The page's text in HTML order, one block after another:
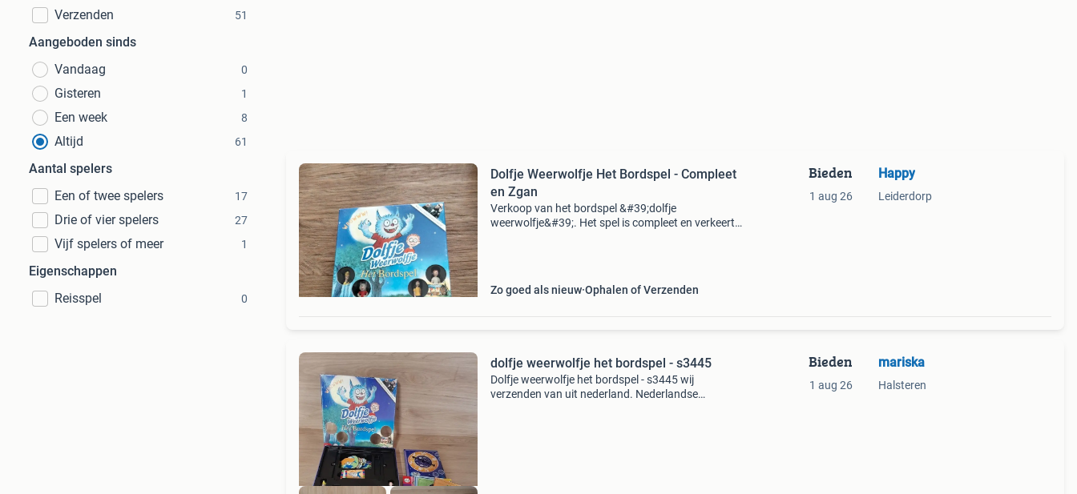
Verzenden 51
Aangeboden sinds
Vandaag
0
Gisteren 1
Een week 8
Altijd 61
Aantal spelers
Een of twee spelers
17
Drie of vier spelers 27
Vijf spelers of meer 1
Eigenschappen
Reisspel
0
Dolfje Weerwolfje Het Bordspel - Compleet
en Zgan
Verkoop van het bordspel &#39;dolfje
weerwolfje&#39;. Het spel is compleet en verkeert
Zo goed als nieuw Ophalen of Verzenden
Bieden
1 aug 26
Happy
Leiderdorp
dolfje weerwolfje het bordspel - s3445
Dolfje weerwolfje het bordspel - s3445 wij
verzenden van uit nederland. Nederlandse
Bieden
1 aug 26
mariska
Halsteren